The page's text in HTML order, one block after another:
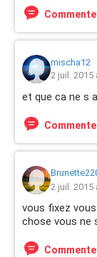
mischa12
2 juil. 2015
et que ca ne s
2 juil. 2015
vous fixez
chose vous ne